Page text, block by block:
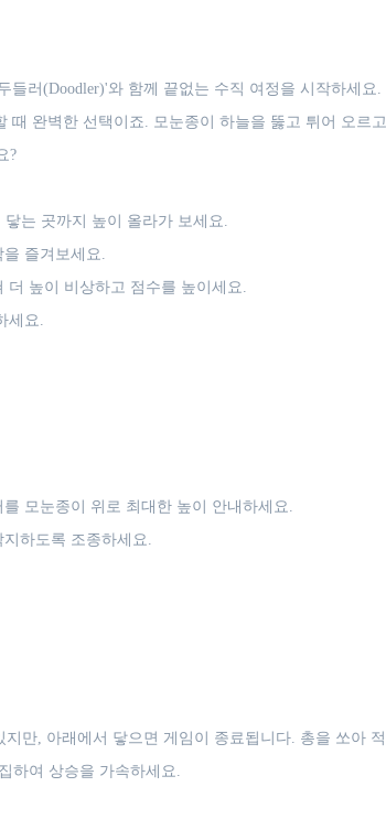
러(Doodler)'와 함께 끝없는 수직 여정을 시작하세
완벽한 선택이죠. 모눈종이 하늘을 뚫고 튀어 오르
?
는 곳까지 높이 올라가 보세요.
즐겨보세요.
더 높이 비상하고 점수를 높이세요.
세요.
모눈종이 위로 최대한 높이 안내하세요.
하도록 조종하세요.
만, 아래에서 닿으면 게임이 종료됩니다. 총을 쏘아
하여 상승을 가속하세요.